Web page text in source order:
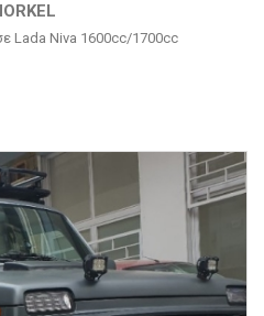
Lada Niva 1600cc/1700cc